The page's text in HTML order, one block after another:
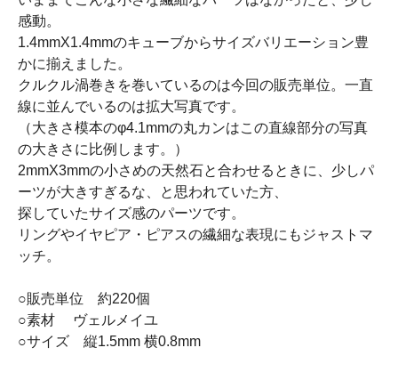
感動。
1.4mmX1.4mmのキューブからサイズバリエーション豊
かに揃えました。
クルクル渦巻きを巻いているのは今回の販売単位。一直
線に並んでいるのは拡大写真です。
（大きさ模本のφ4.1mmの丸カンはこの直線部分の写真
の大きさに比例します。）
2mmX3mmの小さめの天然石と合わせるときに、少しパ
ーツが大きすぎるな、と思われていた方、
探していたサイズ感のパーツです。
リングやイヤピア・ピアスの繊細な表現にもジャストマ
ッチ。
○販売単位 約220個
○素材 ヴェルメイユ
○サイズ 縦1.5mm 横0.8mm